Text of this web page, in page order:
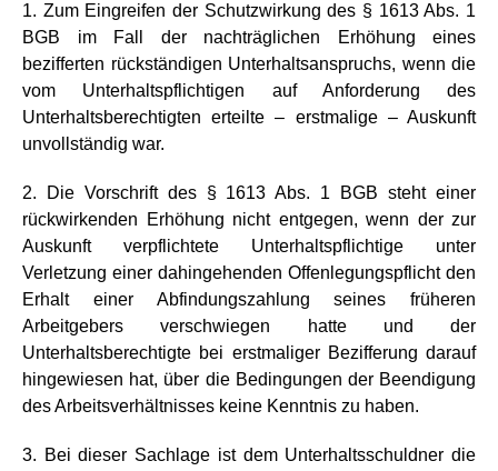
1. Zum Eingreifen der Schutzwirkung des § 1613 Abs. 1
BGB im Fall der nachträglichen Erhöhung eines
bezifferten rückständigen Unterhaltsanspruchs, wenn die
vom Unterhaltspflichtigen auf Anforderung des
Unterhaltsberechtigten erteilte – erstmalige – Auskunft
unvollständig war.
2. Die Vorschrift des § 1613 Abs. 1 BGB steht einer
rückwirkenden Erhöhung nicht entgegen, wenn der zur
Auskunft verpflichtete Unterhaltspflichtige unter
Verletzung einer dahingehenden Offenlegungspflicht den
Erhalt einer Abfindungszahlung seines früheren
Arbeitgebers verschwiegen hatte und der
Unterhaltsberechtigte bei erstmaliger Bezifferung darauf
hingewiesen hat, über die Bedingungen der Beendigung
des Arbeitsverhältnisses keine Kenntnis zu haben.
3. Bei dieser Sachlage ist dem Unterhaltsschuldner die